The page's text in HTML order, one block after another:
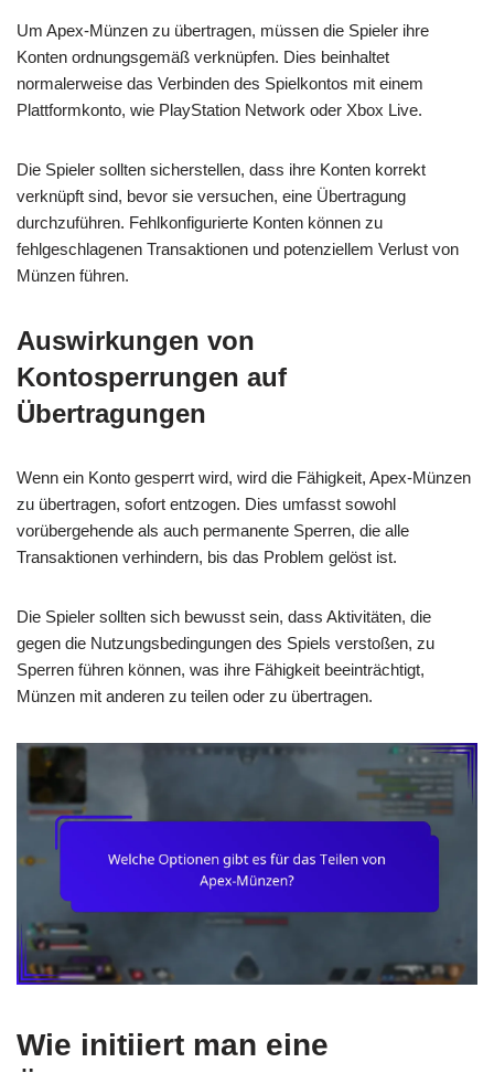
Um Apex-Münzen zu übertragen, müssen die Spieler ihre
Konten ordnungsgemäß verknüpfen. Dies beinhaltet
normalerweise das Verbinden des Spielkontos mit einem
Plattformkonto, wie PlayStation Network oder Xbox Live.
Die Spieler sollten sicherstellen, dass ihre Konten korrekt
verknüpft sind, bevor sie versuchen, eine Übertragung
durchzuführen. Fehlkonfigurierte Konten können zu
fehlgeschlagenen Transaktionen und potenziellem Verlust von
Münzen führen.
Auswirkungen von
Kontosperrungen auf
Übertragungen
Wenn ein Konto gesperrt wird, wird die Fähigkeit, Apex-Münzen
zu übertragen, sofort entzogen. Dies umfasst sowohl
vorübergehende als auch permanente Sperren, die alle
Transaktionen verhindern, bis das Problem gelöst ist.
Die Spieler sollten sich bewusst sein, dass Aktivitäten, die
gegen die Nutzungsbedingungen des Spiels verstoßen, zu
Sperren führen können, was ihre Fähigkeit beeinträchtigt,
Münzen mit anderen zu teilen oder zu übertragen.
Wie initiiert man eine